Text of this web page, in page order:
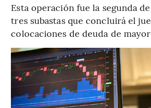
Esta operación fue la segunda
tres subastas que concluirá el
colocaciones de deuda de